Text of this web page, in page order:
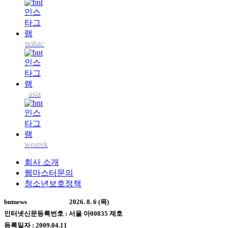
nobac
asia
wearek
회사 소개
웹마스터문의
청소년보호정책
bntnews
2026. 8. 6 (목)
인터넷신문등록번호 : 서울 아00835 제호
등록일자 : 2009.04.11